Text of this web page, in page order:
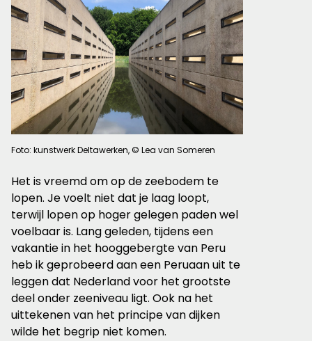
Foto: kunstwerk Deltawerken, © Lea van Someren
Het is vreemd om op de zeebodem te
lopen. Je voelt niet dat je laag loopt,
terwijl lopen op hoger gelegen paden wel
voelbaar is. Lang geleden, tijdens een
vakantie in het hooggebergte van Peru
heb ik geprobeerd aan een Peruaan uit te
leggen dat Nederland voor het grootste
deel onder zeeniveau ligt. Ook na het
uittekenen van het principe van dijken
wilde het begrip niet komen.